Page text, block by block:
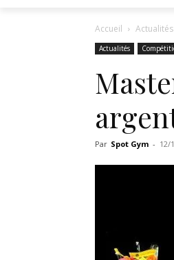
Accueil Actualités
Actualités
Par Spot Gym - 12/